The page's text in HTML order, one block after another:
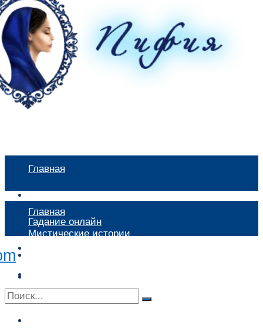
Главная
Гадание онлайн
Контакты
Главная
Мистические истории
Сонник